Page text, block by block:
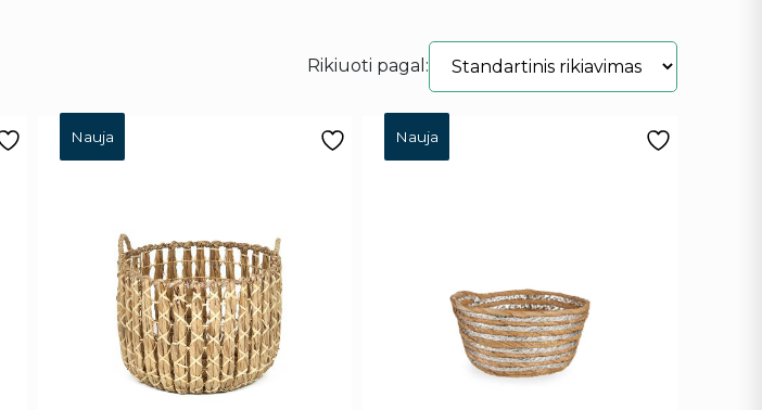
Rikiuoti pagal:
Nauja Nauja